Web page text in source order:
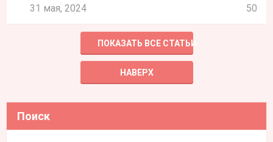
31 мая, 2024 50
ПОКАЗАТЬ ВСЕ СТАТЬИ
НАВЕРХ
Поиск